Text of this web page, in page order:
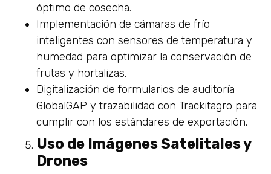
óptimo de cosecha.
Implementación de cámaras de frío
inteligentes con sensores de temperatura y
humedad para optimizar la conservación de
frutas y hortalizas.
Digitalización de formularios de auditoría
GlobalGAP y trazabilidad con Trackitagro para
cumplir con los estándares de exportación.
Uso de Imágenes Satelitales y
Drones